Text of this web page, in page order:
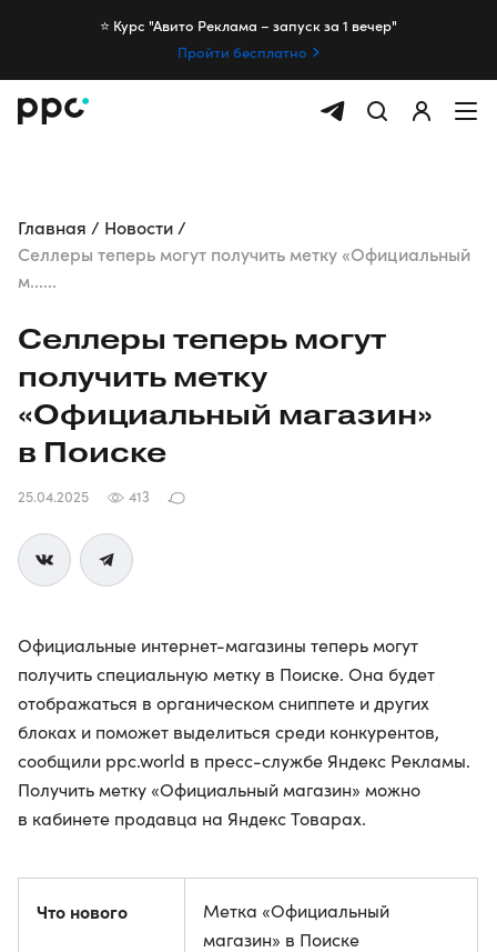
⭐️ Курс "Авито Реклама – запуск за 1 вечер"
Пройти бесплатно
Главная
Новости
Селлеры теперь могут получить метку «Официальный
м......
Селлеры теперь могут
получить метку
«Официальный магазин»
в Поиске
25.04.2025 413
Официальные интернет-магазины теперь могут
получить специальную метку в Поиске. Она будет
отображаться в органическом сниппете и других
блоках и поможет выделиться среди конкурентов,
сообщили ppc.world в пресс-службе Яндекс Рекламы.
Получить метку «Официальный магазин» можно
в кабинете продавца на Яндекс Товарах.
Что нового
Метка «Официальный
магазин» в Поиске